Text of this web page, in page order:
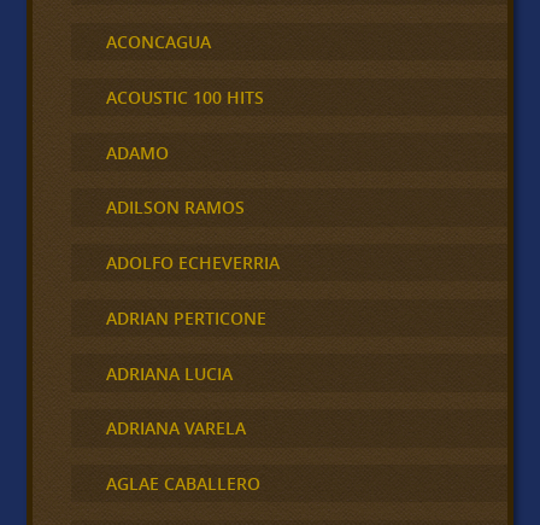
ACONCAGUA
ACOUSTIC 100 HITS
ADAMO
ADILSON RAMOS
ADOLFO ECHEVERRIA
ADRIAN PERTICONE
ADRIANA LUCIA
ADRIANA VARELA
AGLAE CABALLERO